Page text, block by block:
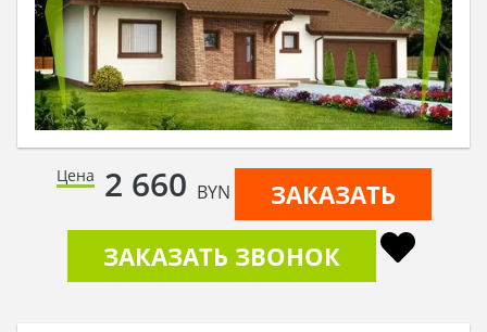
Цена 2 660 BYN
ЗАКАЗАТЬ
ЗАКАЗАТЬ ЗВОНОК